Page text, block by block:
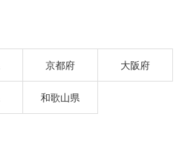
京都府 大阪府
和歌山県